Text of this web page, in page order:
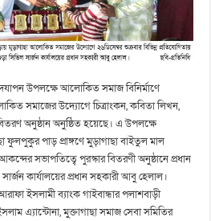
উপলক্ষে আলোকিত সমাজ বিনির্মাণে
সমাজের উদ্যোগে চিত্রাংকন, কবিতা লিখন,
অনুষ্ঠান অনুষ্ঠিত হয়েছে। এ উপলক্ষে
ফুলপুকুর পাড় প্রাঙ্গণে মুড়াগাছা বাইতুল মাল
সভাপতিত্বে পুরস্কার বিতরণী অনুষ্ঠানে প্রধান
কার্যালয়ের প্রধান সহকারী আবু হেলাল।
ইসলামী ব্যাংক গাইবান্ধার পলাশবাড়ী
এ্যান্টোনা, মুক্তাগাছা সমাজ সেবা সমিতির